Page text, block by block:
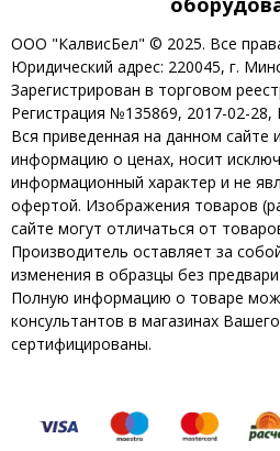
ООО "КалвисБел" © 2025. Все
Юридический адрес: 220045, г.
Зарегистрирован в торговом
Регистрация №135869, 2017-02-
Вся приведенная на данном
информацию о ценах, носит
информационный характер и не
офертой. Изображения товаров
сайте могут отличаться от
Производитель оставляет за
изменения в образцы без
Полную информацию о товаре
консультантов в магазинах
сертифицированы.